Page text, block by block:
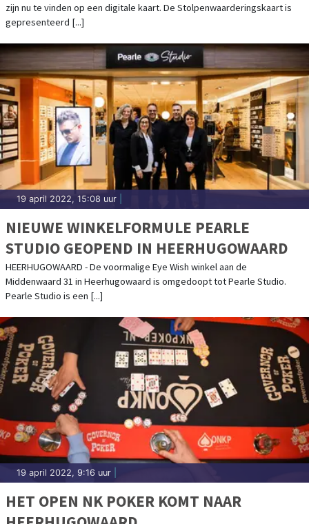
zijn nu te vinden op een digitale kaart. De Stolpenwaarderingskaart is
gepresenteerd [...]
19 april 2022, 15:08 uur
NIEUWE WINKELFORMULE PEARLE
STUDIO GEOPEND IN HEERHUGOWAARD
HEERHUGOWAARD - De voormalige Eye Wish winkel aan de
Middenwaard 31 in Heerhugowaard is omgedoopt tot Pearle Studio.
Pearle Studio is een [...]
19 april 2022, 9:16 uur
HET OPEN NK POKER KOMT NAAR